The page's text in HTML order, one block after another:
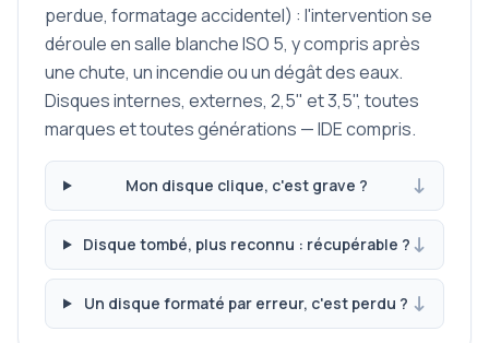
perdue, formatage accidentel) : l'intervention se
déroule en salle blanche ISO 5, y compris après
une chute, un incendie ou un dégât des eaux.
Disques internes, externes, 2,5" et 3,5", toutes
marques et toutes générations — IDE compris.
Mon disque clique, c'est grave ?
Disque tombé, plus reconnu : récupérable ?
Un disque formaté par erreur, c'est perdu ?